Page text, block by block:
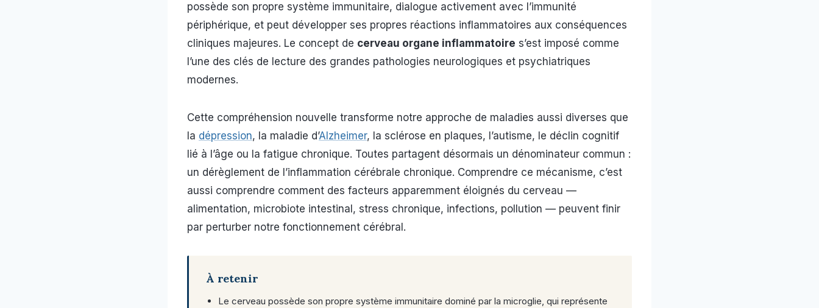
possède son propre système immunitaire, dialogue activement avec l’immunité
périphérique, et peut développer ses propres réactions inflammatoires aux conséquences
cliniques majeures. Le concept de cerveau organe inflammatoire s’est imposé comme
l’une des clés de lecture des grandes pathologies neurologiques et psychiatriques
modernes.
Cette compréhension nouvelle transforme notre approche de maladies aussi diverses que
la dépression, la maladie d’Alzheimer, la sclérose en plaques, l’autisme, le déclin cognitif
lié à l’âge ou la fatigue chronique. Toutes partagent désormais un dénominateur commun :
un dérèglement de l’inflammation cérébrale chronique. Comprendre ce mécanisme, c’est
aussi comprendre comment des facteurs apparemment éloignés du cerveau —
alimentation, microbiote intestinal, stress chronique, infections, pollution — peuvent finir
par perturber notre fonctionnement cérébral.
À retenir
Le cerveau possède son propre système immunitaire dominé par la microglie, qui représente